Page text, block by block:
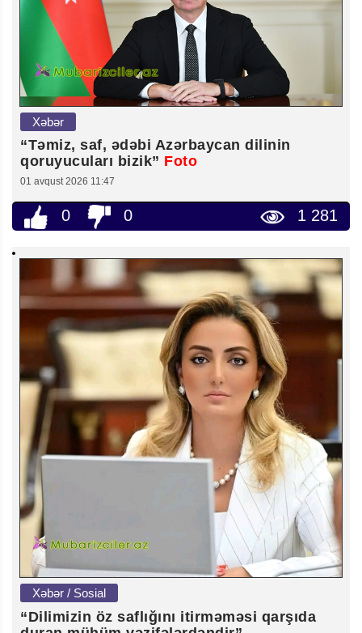
Xəbər
“Təmiz, saf, ədəbi Azərbaycan dilinin
qoruyucuları bizik” Foto
01 avqust 2026 11:47
0 0 1 281
Xəbər / Sosial
“Dilimizin öz saflığını itirməməsi qarşıda